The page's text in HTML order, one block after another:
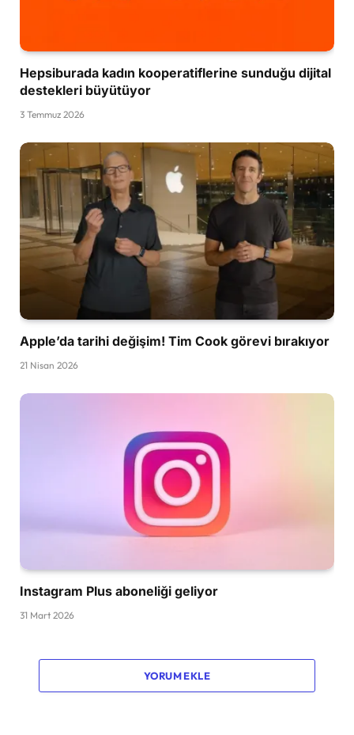
Hepsiburada kadın kooperatiflerine sunduğu dijital
destekleri büyütüyor
3 Temmuz 2026
Apple’da tarihi değişim! Tim Cook görevi bırakıyor
21 Nisan 2026
Instagram Plus aboneliği geliyor
31 Mart 2026
YORUM EKLE